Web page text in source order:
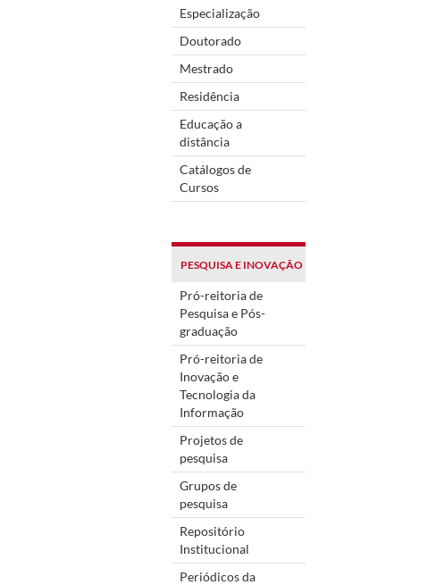
Especialização
Doutorado
Mestrado
Residência
Educação a
distância
Catálogos de
Cursos
PESQUISA E INOVAÇÃO
Pró-reitoria de
Pesquisa e Pós-
graduação
Pró-reitoria de
Inovação e
Tecnologia da
Informação
Projetos de
pesquisa
Grupos de
pesquisa
Repositório
Institucional
Periódicos da